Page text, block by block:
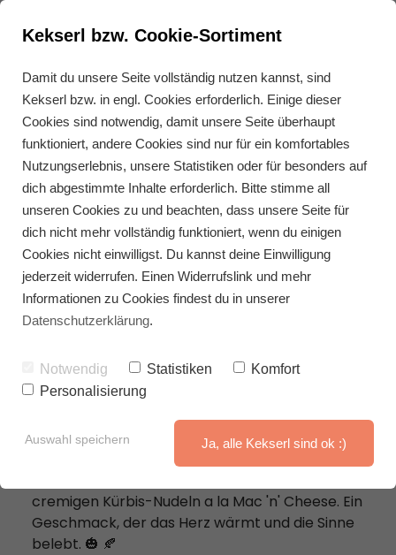
Kürbis Pasta a la Mac‘n
Cheese
Das perfekte Rezept für kuschelige
cremigen Kürbis-Nudeln a la Mac 'n' Cheese. Ein
Geschmack, der das Herz wärmt und die Sinne
belebt. 🎃 🍂
Kekserl bzw. Cookie-Sortiment
Damit du unsere Seite vollständig nutzen kannst, sind
Kekserl bzw. in engl. Cookies erforderlich. Einige dieser
Cookies sind notwendig, damit unsere Seite überhaupt
funktioniert, andere Cookies sind nur für ein komfortables
Nutzungserlebnis, unsere Statistiken oder für besonders auf
dich abgestimmte Inhalte erforderlich. Bitte stimme all
unseren Cookies zu und beachten, dass unsere Seite für
dich nicht mehr vollständig funktioniert, wenn du einigen
Cookies nicht einwilligst. Du kannst deine Einwilligung
jederzeit widerrufen. Einen Widerrufslink und mehr
Informationen zu Cookies findest du in unserer
Datenschutzerklärung.
Notwendig Statistiken
Komfort
Personalisierung
Auswahl speichern Ja, alle Kekserl sind ok :)